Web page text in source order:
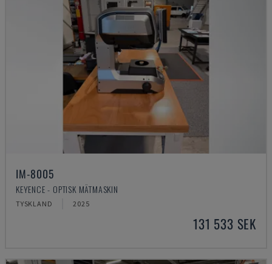
IM-8005
KEYENCE - OPTISK MÄTMASKIN
TYSKLAND 2025
131 533 SEK